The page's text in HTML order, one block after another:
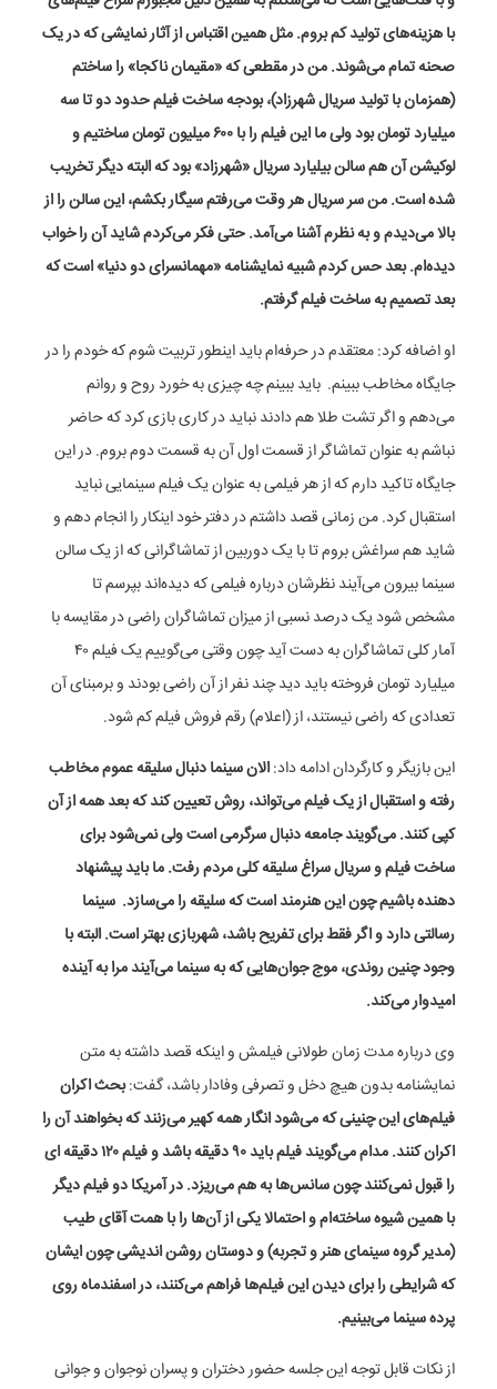
با هزینه‌های تولید کم بروم. مثل همین اقتباس از آثار نمایشی که در یک
صحنه تمام می‌شوند. من در مقطعی که «مقیمان ناکجا» را ساختم
(همزمان با تولید سریال شهرزاد)، بودجه ساخت فیلم حدود دو تا سه
میلیارد تومان بود ولی ما این فیلم را با ۶۰۰ میلیون تومان ساختیم و
لوکیشن آن هم سالن بیلیارد سریال «شهرزاد» بود که البته دیگر تخریب
شده است. من سر سریال هر وقت می‌رفتم سیگار بکشم، این سالن را از
بالا می‌دیدم و به نظرم آشنا می‌آمد. حتی فکر می‌کردم شاید آن را خواب
دیده‌ام. بعد حس کردم شبیه نمایشنامه «مهمانسرای دو دنیا» است که
بعد تصمیم به ساخت فیلم گرفتم.
او اضافه کرد: معتقدم در حرفه‌ام باید اینطور تربیت شوم که خودم را در
جایگاه مخاطب ببینم. ‌ باید ببینم چه چیزی به خورد روح و روانم
می‌دهم و اگر تشت طلا هم دادند نباید در کاری بازی کرد که حاضر
نباشم به عنوان تماشاگر از قسمت اول آن به قسمت دوم بروم. در این
جایگاه تاکید دارم که از هر فیلمی به عنوان یک فیلم سینمایی نباید
استقبال کرد. من زمانی قصد داشتم در دفتر خود اینکار را انجام دهم و
شاید هم سراغش بروم تا با یک دوربین از تماشاگرانی که از یک سالن
سینما بیرون می‌آیند نظرشان درباره فیلمی که دیده‌اند بپرسم تا
مشخص شود یک درصد نسبی از میزان تماشاگران راضی در مقایسه با
آمار کلی تماشاگران به دست آید چون وقتی می‌گوییم یک فیلم ۴۰
میلیارد تومان فروخته باید دید چند نفر از آن راضی بودند و برمبنای آن
تعدادی که راضی نیستند، از (اعلام) رقم فروش فیلم کم شود.
این بازیگر و کارگردان ادامه داد:الان سینما دنبال سلیقه عموم مخاطب
رفته و استقبال از یک فیلم می‌تواند، روش تعیین کند که بعد همه از آن
کپی کنند. می‌گویند جامعه دنبال سرگرمی است ولی نمی‌شود برای
ساخت فیلم و سریال سراغ سلیقه کلی مردم رفت. ما باید پیشنهاد
دهنده باشیم چون این هنرمند است که سلیقه را می‌سازد. سینما
رسالتی دارد و اگر فقط برای تفریح باشد، شهربازی بهتر است. البته با
وجود چنین روندی، موج جوان‌هایی که به سینما می‌آیند مرا به آینده
امیدوار می‌کند.
وی درباره مدت زمان طولانی فیلمش و اینکه قصد داشته به متن
نمایشنامه بدون هیچ دخل و تصرفی وفادار باشد، گفت:بحث اکران
فیلم‌های این چنینی که می‌شود انگار همه کهیر می‌زنند که بخواهند آن را
اکران کنند. مدام می‌گویند فیلم باید ۹۰ دقیقه باشد و فیلم ۱۲۰ دقیقه ای
را قبول نمی‌کنند چون سانس‌ها به هم می‌ریزد. در آمریکا دو فیلم دیگر
با همین شیوه ساخته‌ام و احتمالا یکی از آن‌ها را با همت آقای طیب
(مدیر گروه سینمای هنر و تجربه) و دوستان روشن اندیشی چون ایشان
که شرایطی را برای دیدن این فیلم‌ها فراهم می‌کنند، در اسفندماه روی
پرده سینما می‌بینیم.
از نکات قابل توجه این جلسه حضور دختران و پسران نوجوان و جوانی